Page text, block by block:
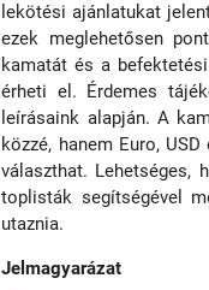
lekötési ajánlatukat
ezek meglehetősen
kamatát és a
érheti el. Érdemes
leírásaink alapján. A
közzé, hanem Euro,
választhat. Lehetséges,
toplisták segítségével
utaznia.
Jelmagyarázat